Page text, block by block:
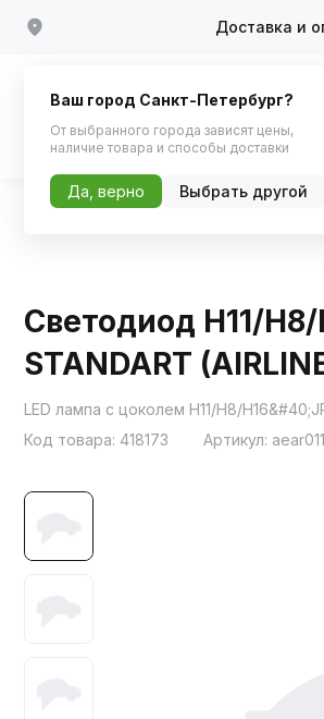
Доставка и
Светодиод H11/
STANDART
Код товара: 418173 Артикул: aear011
Ваш город Санкт-Петербург?
От выбранного города зависят цены,
наличие товара и способы доставки
Да, верно Выбрать другой